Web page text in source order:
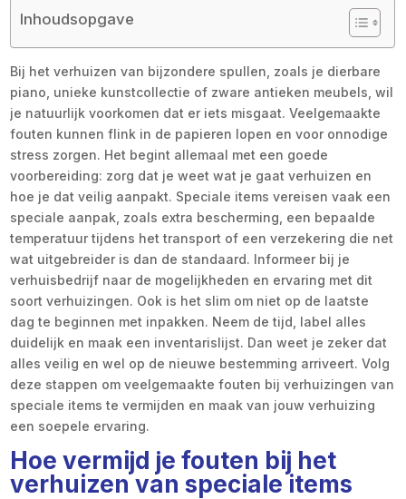
Inhoudsopgave
Bij het verhuizen van bijzondere spullen, zoals je dierbare
piano, unieke kunstcollectie of zware antieken meubels, wil
je natuurlijk voorkomen dat er iets misgaat. Veelgemaakte
fouten kunnen flink in de papieren lopen en voor onnodige
stress zorgen. Het begint allemaal met een goede
voorbereiding: zorg dat je weet wat je gaat verhuizen en
hoe je dat veilig aanpakt. Speciale items vereisen vaak een
speciale aanpak, zoals extra bescherming, een bepaalde
temperatuur tijdens het transport of een verzekering die net
wat uitgebreider is dan de standaard. Informeer bij je
verhuisbedrijf naar de mogelijkheden en ervaring met dit
soort verhuizingen. Ook is het slim om niet op de laatste
dag te beginnen met inpakken. Neem de tijd, label alles
duidelijk en maak een inventarislijst. Dan weet je zeker dat
alles veilig en wel op de nieuwe bestemming arriveert. Volg
deze stappen om veelgemaakte fouten bij verhuizingen van
speciale items te vermijden en maak van jouw verhuizing
een soepele ervaring.
Hoe vermijd je fouten bij het
verhuizen van speciale items